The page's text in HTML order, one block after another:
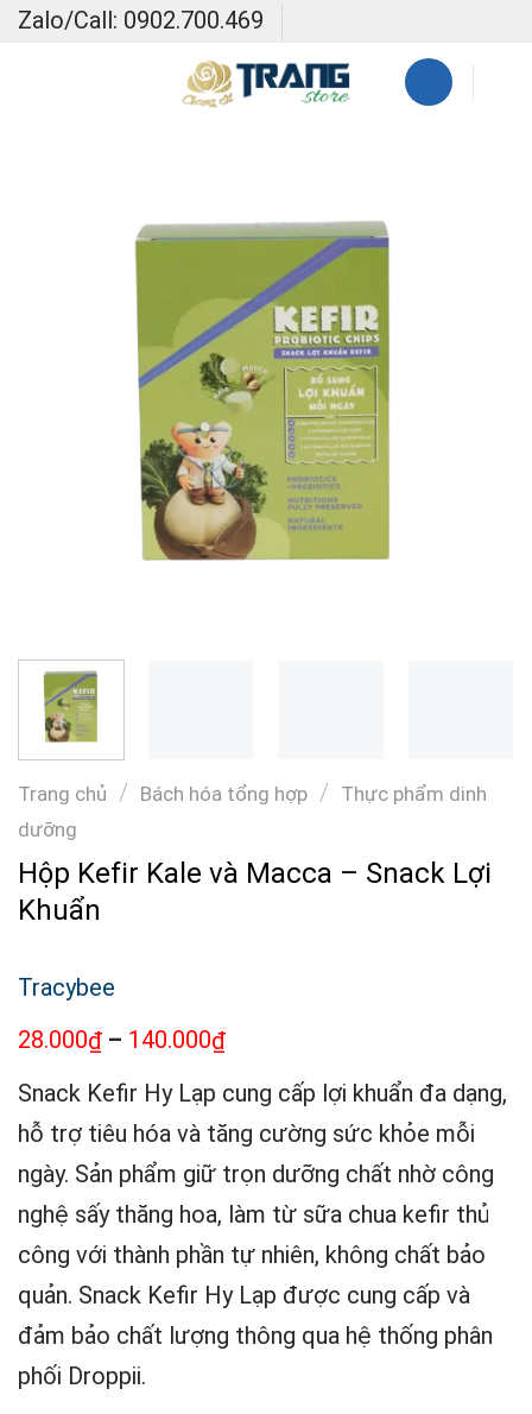
SkipZalo/Call: 0902.700.469
Trang chủ / Bách hóa tổng hợp / Thực phẩm dinh
dưỡng
Hộp Kefir Kale và Macca – Snack Lợi
Khuẩn
Tracybee
28.000₫ – 140.000₫
Snack Kefir Hy Lạp cung cấp lợi khuẩn đa dạng,
hỗ trợ tiêu hóa và tăng cường sức khỏe mỗi
ngày. Sản phẩm giữ trọn dưỡng chất nhờ công
nghệ sấy thăng hoa, làm từ sữa chua kefir thủ
công với thành phần tự nhiên, không chất bảo
quản. Snack Kefir Hy Lạp được cung cấp và
đảm bảo chất lượng thông qua hệ thống phân
phối Droppii.